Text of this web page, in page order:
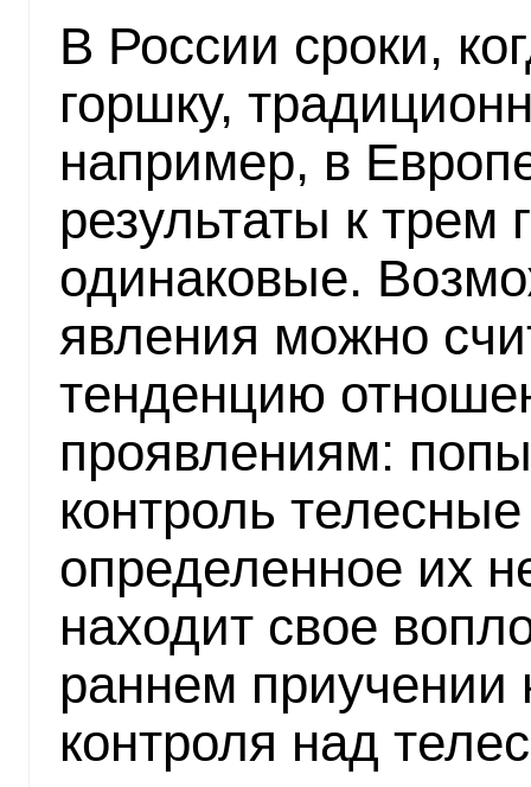
В России сроки,
горшку,
например, в
результаты к трем
одинаковые.
явления можно
тенденцию
проявлениям:
контроль
определенное их
находит свое
раннем приучении
контроля над